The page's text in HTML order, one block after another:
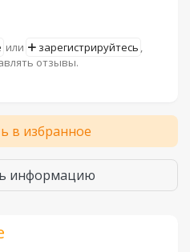
или зарегистрируйтесь ,
отзывы.
в избранное
информацию